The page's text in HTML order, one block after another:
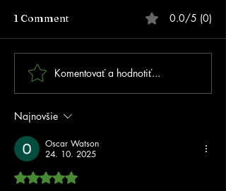
FOTOGALÉRIA - Prvé
MSR na inline dráhe v
1 Comment 0.0/5 (0)
Komentovať a hodnotiť...
Najnovšie
Oscar Watson
24. 10. 2025
Hodnotenie 5 z 5 hviezdičiek.